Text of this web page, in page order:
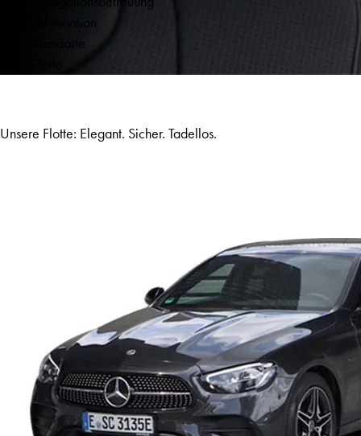
Jet Aviation
Standorte
Unsere Flotte: Elegant. Sicher. Tadellos.